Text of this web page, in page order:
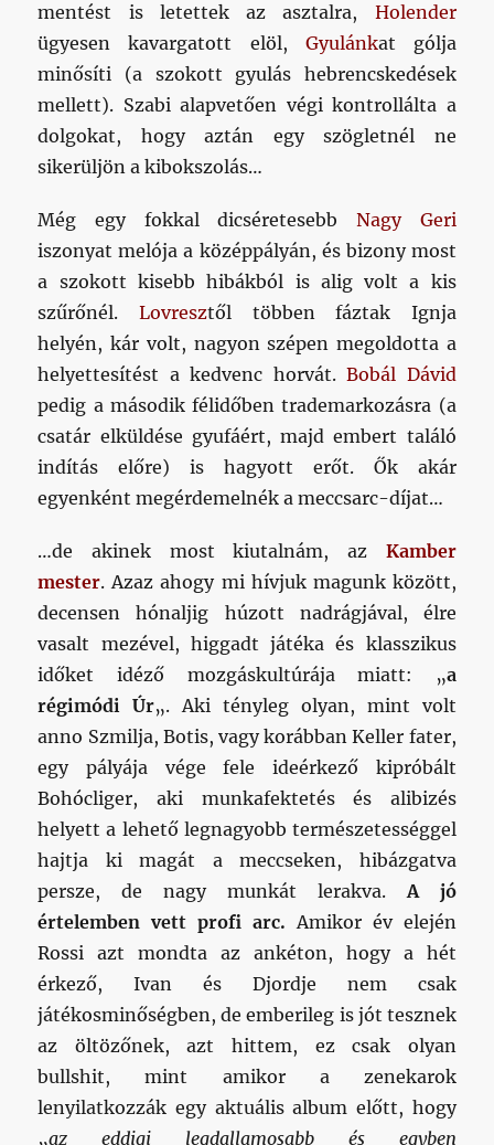
mentést is letettek az asztalra, Holender
ügyesen kavargatott elöl, Gyulánkat gólja
minősíti (a szokott gyulás hebrencskedések
mellett). Szabi alapvetően végi kontrollálta a
dolgokat, hogy aztán egy szögletnél ne
sikerüljön a kibokszolás…
Még egy fokkal dicséretesebb Nagy Geri
iszonyat melója a középpályán, és bizony most
a szokott kisebb hibákból is alig volt a kis
szűrőnél. Lovresztől többen fáztak Ignja
helyén, kár volt, nagyon szépen megoldotta a
helyettesítést a kedvenc horvát.Bobál Dávid
pedig a második félidőben trademarkozásra (a
csatár elküldése gyufáért, majd embert találó
indítás előre) is hagyott erőt. Ők akár
egyenként megérdemelnék a meccsarc-díjat…
…de akinek most kiutalnám, az Kamber
mester. Azaz ahogy mi hívjuk magunk között,
decensen hónaljig húzott nadrágjával, élre
vasalt mezével, higgadt játéka és klasszikus
időket idéző mozgáskultúrája miatt: „a
régimódi Úr„. Aki tényleg olyan, mint volt
anno Szmilja, Botis, vagy korábban Keller fater,
egy pályája vége fele ideérkező kipróbált
Bohócliger, aki munkafektetés és alibizés
helyett a lehető legnagyobb természetességgel
hajtja ki magát a meccseken, hibázgatva
persze, de nagy munkát lerakva.A jó
értelemben vett profi arc. Amikor év elején
Rossi azt mondta az ankéton, hogy a hét
érkező, Ivan és Djordje nem csak
játékosminőségben, de emberileg is jót tesznek
az öltözőnek, azt hittem, ez csak olyan
bullshit, mint amikor a zenekarok
lenyilatkozzák egy aktuális album előtt, hogy
„az eddigi legdallamosabb és egyben